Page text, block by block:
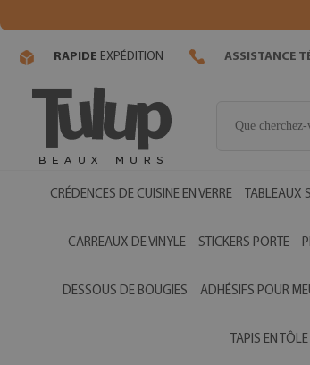
RAPIDE EXPÉDITION ASSISTANCE
CRÉDENCES DE CUISINE EN VERRE TABLEAUX
CARREAUX DE VINYLE STICKERS PORTE
DESSOUS DE BOUGIES ADHÉSIFS POUR
TAPIS EN